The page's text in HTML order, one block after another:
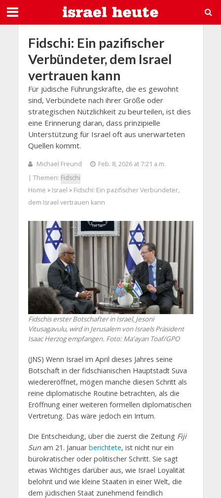
Fidschi: Ein pazifischer
Verbündeter, dem Israel
vertrauen kann
Für jüdische Führungskräfte, die es gewohnt
sind, Verbündete nach ihrer Größe oder
strategischen Nützlichkeit zu beurteilen, ist dies
eine Erinnerung daran, dass prinzipielle
Unterstützung für Israel oft aus unerwarteten
Quellen kommt.
Michael Freund
Feb. 8, 2026 at 7:21 a.m.
| Themen: Fidschi
Home > Israel > Fidschi: Ein pazifischer Verbündeter,
dem Israel vertrauen kann
Fidschis erster Botschafter in Israel, Jesoni
Vitusagavulu, wird in Jerusalem von Israels Präsident
Isaac Herzog empfangen. Foto: Ma'ayan Toaf/GPO
(JNS) Wenn Israel im April dieses Jahres seine
Botschaft in der fidschianischen Hauptstadt Suva
wiedereröffnet, mögen manche diesen Schritt als
reine diplomatische Routine betrachten, als die
Eröffnung einer weiteren formellen diplomatischen
Vertretung. Das wäre jedoch ein Irrtum.
Die Entscheidung, über die zuerst die Zeitung Fiji
Sunam 21. Januarberichtete, ist nicht nur ein
bürokratischer oder politischer Schritt. Sie sagt
etwas Wichtiges darüber aus, wie Israel Loyalität
belohnt und wie kleine Staaten in einer Welt, die
dem jüdischen Staat zunehmend feindlich